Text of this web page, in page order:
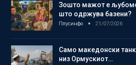
Зошто мажот е
што одржува базени?
Плусинфо 21/07/2026
Само македонски
низ Ормускиот…